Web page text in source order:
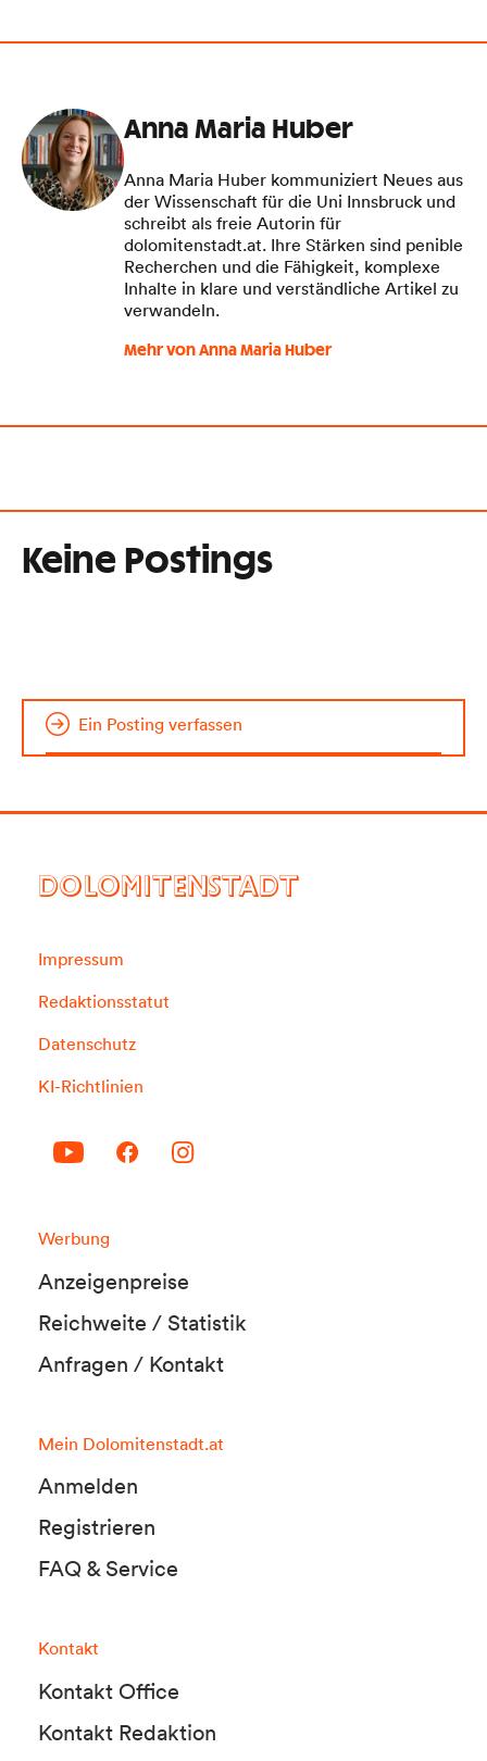
Anna Maria Huber
Anna Maria Huber kommuniziert Neues aus
der Wissenschaft für die Uni Innsbruck und
schreibt als freie Autorin für
dolomitenstadt.at. Ihre Stärken sind penible
Recherchen und die Fähigkeit, komplexe
Inhalte in klare und verständliche Artikel zu
verwandeln.
Mehr von Anna Maria Huber
Keine Postings
Ein Posting verfassen
DOLOMITENSTADT
Impressum
Redaktionsstatut
Datenschutz
KI-Richtlinien
Werbung
Anzeigenpreise
Reichweite / Statistik
Anfragen / Kontakt
Mein Dolomitenstadt.at
Anmelden
Registrieren
FAQ & Service
Kontakt
Kontakt Office
Kontakt Redaktion